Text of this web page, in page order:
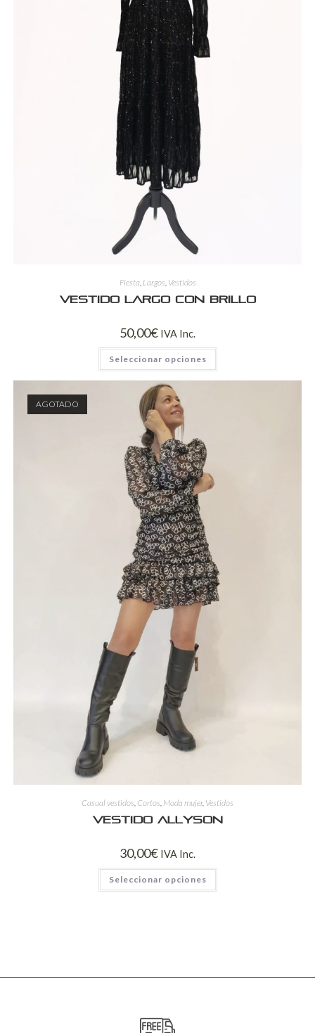
Fiesta, Largos, Vestidos
Vestido largo con brillo
50,00€ IVA Inc.
Seleccionar opciones
AGOTADO
Casual vestidos Cortos Moda mujer, Vestidos
Vestido Allyson
30,00€ IVA Inc.
Seleccionar opciones